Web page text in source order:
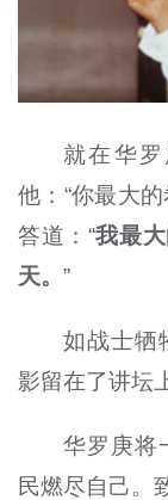
就在华
他：“你最大
答道：“我最
天。 ”
如战士牺
影留在了讲坛
华罗庚将
民燃尽自己。